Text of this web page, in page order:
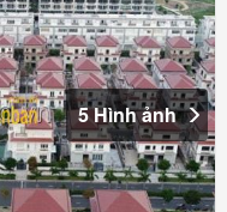
5 Hình ảnh